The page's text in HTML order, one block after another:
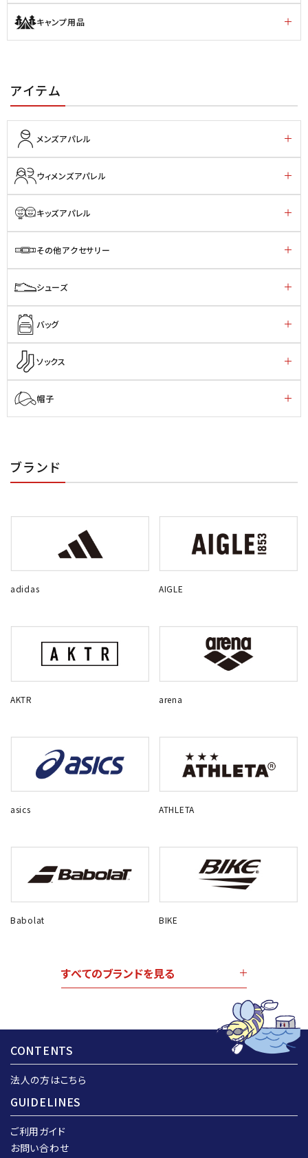
キャンプ用品
アイテム
メンズアパレル
ウィメンズアパレル
キッズアパレル
その他アクセサリー
シューズ
バッグ
ソックス
帽子
ブランド
adidas AIGLE
AKTR arena
asics ATHLETA
Babolat BIKE
すべてのブランドを見る
CONTENTS
法人の方はこちら
GUIDELINES
ご利用ガイド
お問い合わせ